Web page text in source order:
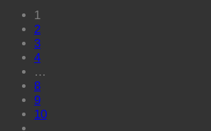
1
2
3
4
…
8
9
10